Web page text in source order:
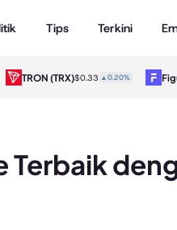
Tips Terkini
TRON (TRX)$0.33 ▲0.20%
Terbaik